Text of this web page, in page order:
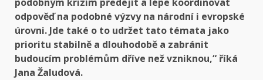
odpověď na podobné výzvy na národní i evropské
úrovni. Jde také o to udržet tato témata jako
prioritu stabilně a dlouhodobě a zabránit
budoucím problémům dříve než vzniknou,“ říká
Jana Žaludová.